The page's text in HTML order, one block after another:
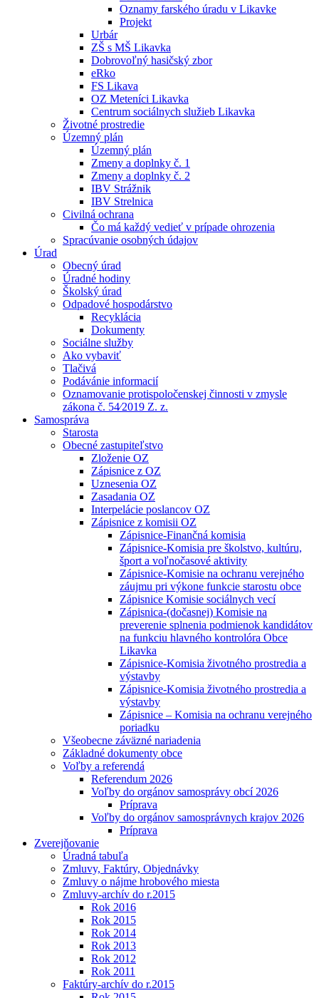
Oznamy farského úradu v Likavke
Projekt
Urbár
ZŠ s MŠ Likavka
Dobrovoľný hasičský zbor
eRko
FS Likava
OZ Meteníci Likavka
Centrum sociálnych služieb Likavka
Životné prostredie
Územný plán
Územný plán
Zmeny a doplnky č. 1
Zmeny a doplnky č. 2
IBV Strážnik
IBV Strelnica
Civilná ochrana
Čo má každý vedieť v prípade ohrozenia
Spracúvanie osobných údajov
Úrad
Obecný úrad
Úradné hodiny
Školský úrad
Odpadové hospodárstvo
Recyklácia
Dokumenty
Sociálne služby
Ako vybaviť
Tlačivá
Podávánie informacií
Oznamovanie protispoločenskej činnosti v zmysle
zákona č. 54⁄2019 Z. z.
Samospráva
Starosta
Obecné zastupiteľstvo
Zloženie OZ
Zápisnice z OZ
Uznesenia OZ
Zasadania OZ
Interpelácie poslancov OZ
Zápisnice z komisii OZ
Zápisnice-Finančná komisia
Zápisnice-Komisia pre školstvo, kultúru,
šport a voľnočasové aktivity
Zápisnice-Komisie na ochranu verejného
záujmu pri výkone funkcie starostu obce
Zápisnice Komisie sociálnych vecí
Zápisnica-(dočasnej) Komisie na
preverenie splnenia podmienok kandidátov
na funkciu hlavného kontrolóra Obce
Likavka
Zápisnice-Komisia životného prostredia a
výstavby
Zápisnice-Komisia životného prostredia a
výstavby
Zápisnice – Komisia na ochranu verejného
poriadku
Všeobecne záväzné nariadenia
Základné dokumenty obce
Voľby a referendá
Referendum 2026
Voľby do orgánov samosprávy obcí 2026
Príprava
Voľby do orgánov samosprávnych krajov 2026
Príprava
Zverejňovanie
Úradná tabuľa
Zmluvy, Faktúry, Objednávky
Zmluvy o nájme hrobového miesta
Zmluvy-archív do r.2015
Rok 2016
Rok 2015
Rok 2014
Rok 2013
Rok 2012
Rok 2011
Faktúry-archív do r.2015